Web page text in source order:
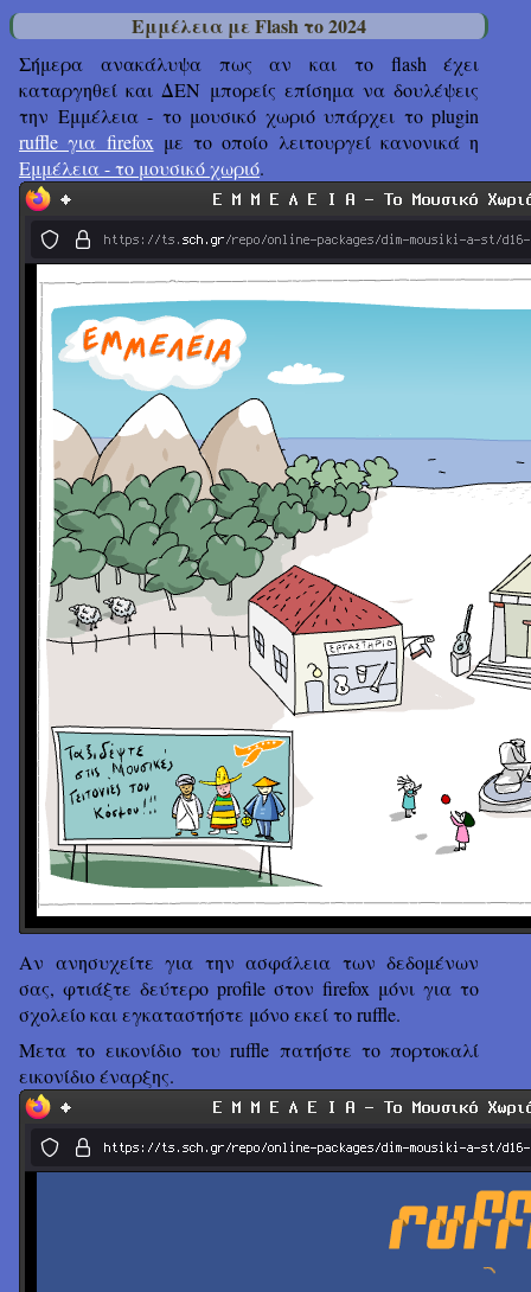
Εμμέλεια με Flash το 2024
Σήμερα ανακάλυψα πως αν και το flash έχει
καταργηθεί και ΔΕΝ μπορείς επίσημα να δουλέψεις
την Εμμέλεια - το μουσικό χωριό υπάρχει το plugin
ruffle για firefoxμε το οποίο λειτουργεί κανονικά η
Εμμέλεια - το μουσικό χωριό.
Αν ανησυχείτε για την ασφάλεια των δεδομένων
σας, φτιάξτε δεύτερο profile στον firefox μόνι για το
σχολείο και εγκαταστήστε μόνο εκεί το ruffle.
Μετα το εικονίδιο του ruffle πατήστε το πορτοκαλί
εικονίδιο έναρξης.